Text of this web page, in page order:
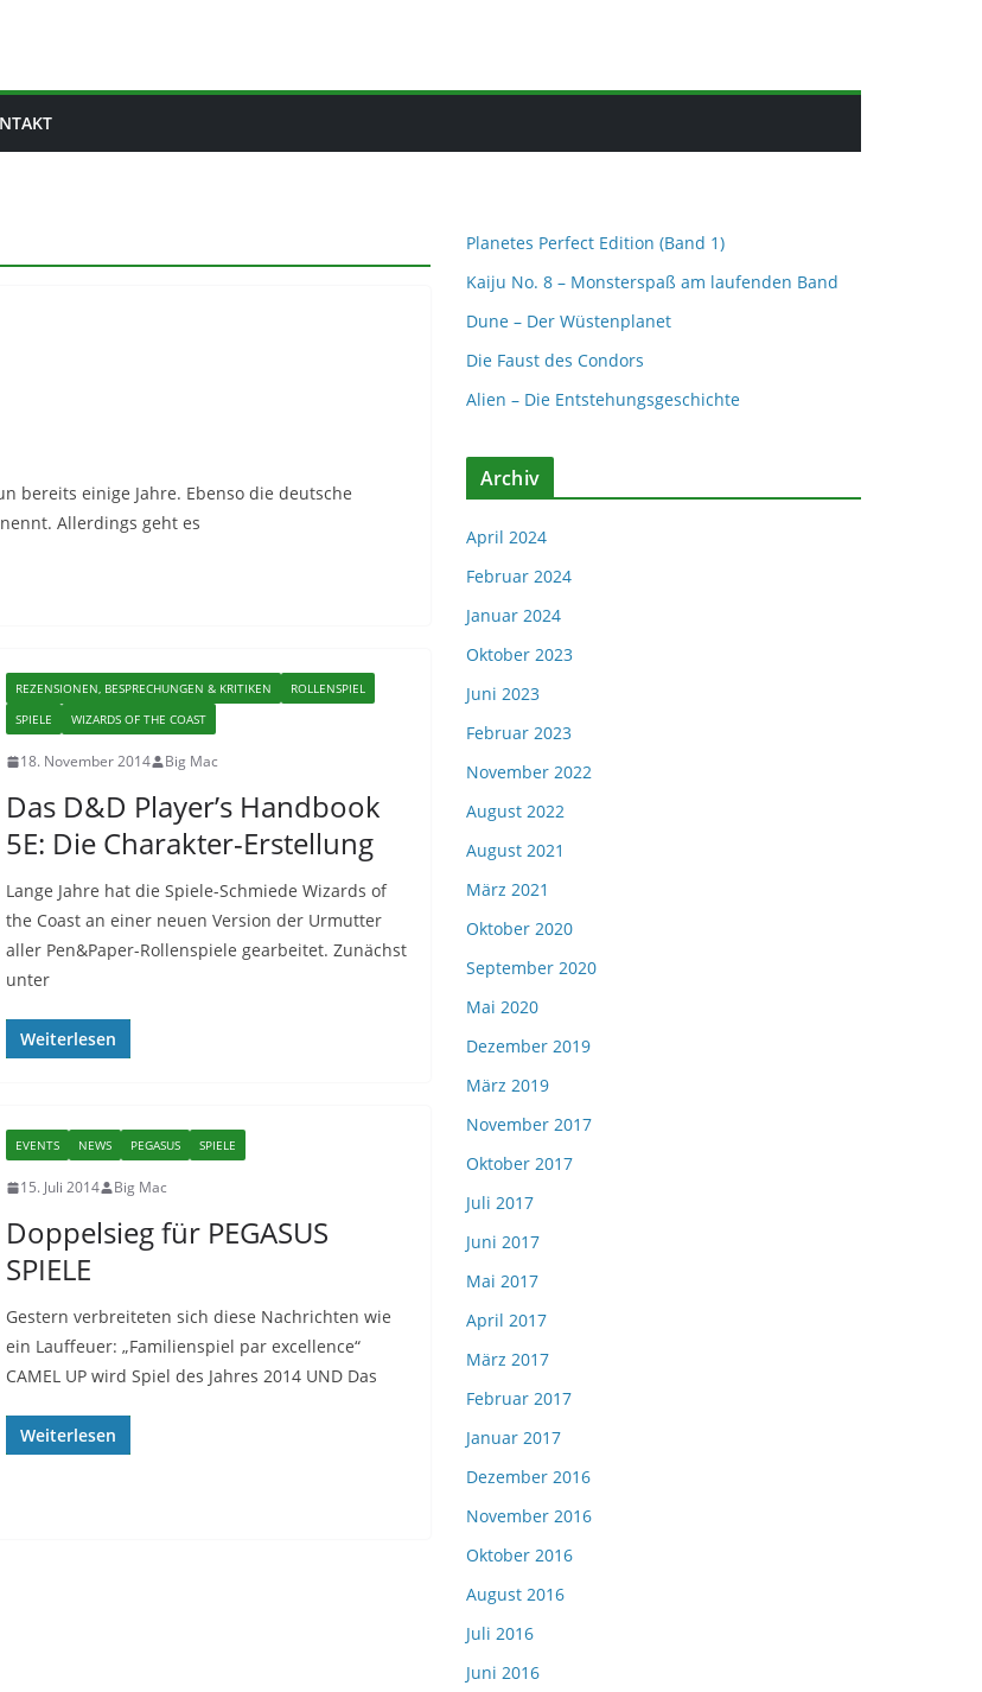
bereits einige Jahre. Ebenso die deutsche
Allerdings geht es
REZENSIONEN, BESPRECHUNGEN & KRITIKEN
ROLLENSPIEL
SPIELE
WIZARDS OF THE COAST
18. November 2014 Big Mac
Das D&D Player’s Handbook
5E: Die Charakter-Erstellung
Lange Jahre hat die Spiele-Schmiede Wizards of
the Coast an einer neuen Version der Urmutter
aller Pen&Paper-Rollenspiele gearbeitet. Zunächst
unter
Weiterlesen
EVENTS NEWS PEGASUS SPIELE
15. Juli 2014 Big Mac
Doppelsieg für PEGASUS
SPIELE
Gestern verbreiteten sich diese Nachrichten wie
ein Lauffeuer: „Familienspiel par excellence“
CAMEL UP wird Spiel des Jahres 2014 UND Das
Weiterlesen
Planetes Perfect Edition (Band 1)
Kaiju No. 8 – Monsterspaß am laufenden Band
Dune – Der Wüstenplanet
Die Faust des Condors
Alien – Die Entstehungsgeschichte
Archiv
April 2024
Februar 2024
Januar 2024
Oktober 2023
Juni 2023
Februar 2023
November 2022
August 2022
August 2021
März 2021
Oktober 2020
September 2020
Mai 2020
Dezember 2019
März 2019
November 2017
Oktober 2017
Juli 2017
Juni 2017
Mai 2017
April 2017
März 2017
Februar 2017
Januar 2017
Dezember 2016
November 2016
Oktober 2016
August 2016
Juli 2016
Juni 2016